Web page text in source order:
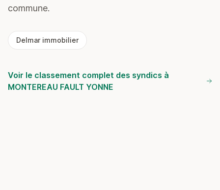
commune.
Delmar immobilier
Voir le classement complet des syndics à
MONTEREAU FAULT YONNE